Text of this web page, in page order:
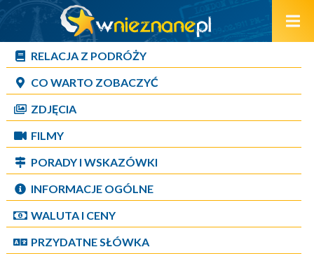
RELACJA Z PODRÓŻY
CO WARTO ZOBACZYĆ
ZDJĘCIA
FILMY
PORADY I WSKAZÓWKI
INFORMACJE OGÓLNE
WALUTA I CENY
PRZYDATNE SŁÓWKA